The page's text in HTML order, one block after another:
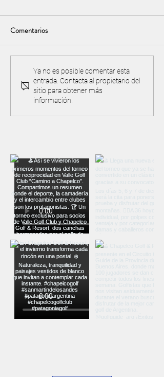
Torneo y acuerdo de
reciprocidad con Valle Golf
Comentarios
Ya no es posible comentar esta
entrada. Contacta al propietario del
sitio para obtener más
información.